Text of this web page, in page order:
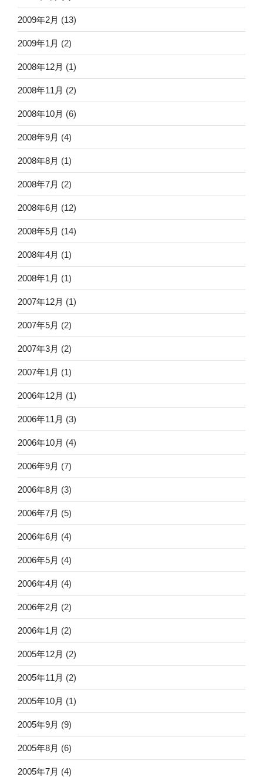
2009年2月 (13)
2009年1月 (2)
2008年12月 (1)
2008年11月 (2)
2008年10月 (6)
2008年9月 (4)
2008年8月 (1)
2008年7月 (2)
2008年6月 (12)
2008年5月 (14)
2008年4月 (1)
2008年1月 (1)
2007年12月 (1)
2007年5月 (2)
2007年3月 (2)
2007年1月 (1)
2006年12月 (1)
2006年11月 (3)
2006年10月 (4)
2006年9月 (7)
2006年8月 (3)
2006年7月 (5)
2006年6月 (4)
2006年5月 (4)
2006年4月 (4)
2006年2月 (2)
2006年1月 (2)
2005年12月 (2)
2005年11月 (2)
2005年10月 (1)
2005年9月 (9)
2005年8月 (6)
2005年7月 (4)